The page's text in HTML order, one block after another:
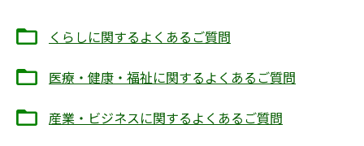
くらしに関するよくあるご質問
医療・健康・福祉に関するよくあるご質問
産業・ビジネスに関するよくあるご質問